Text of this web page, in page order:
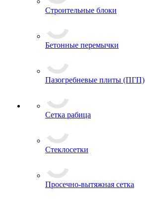
Строительные блоки
Бетонные перемычки
Пазогребневые плиты (ПГП)
Сетка рабица
Стеклосетки
Просечно-вытяжная сетка